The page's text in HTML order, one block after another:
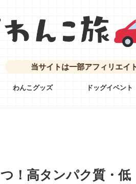
イトは一部アフィリエイト広告を利
わんこグッズ ドッグイベント
！高タンパク質・低